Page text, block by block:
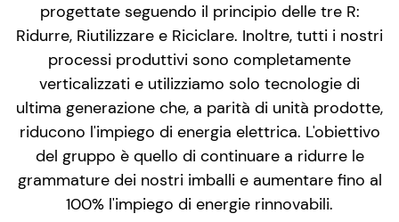
progettate seguendo il principio delle tre R:
Ridurre, Riutilizzare e Riciclare. Inoltre, tutti i nostri
processi produttivi sono completamente
verticalizzati e utilizziamo solo tecnologie di
ultima generazione che, a parità di unità prodotte,
riducono l'impiego di energia elettrica. L'obiettivo
del gruppo è quello di continuare a ridurre le
grammature dei nostri imballi e aumentare fino al
100% l'impiego di energie rinnovabili.